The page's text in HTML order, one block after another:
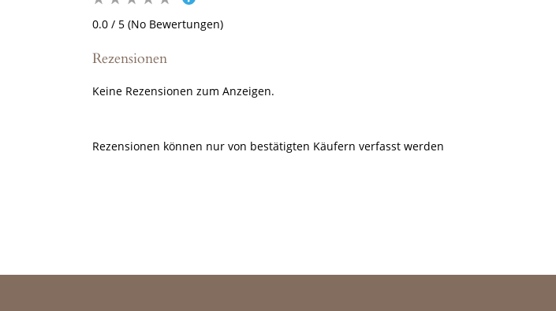
0.0 / 5 (No Bewertungen)
Rezensionen
Keine Rezensionen zum Anzeigen.
Rezensionen können nur von bestätigten Käufern verfasst werden